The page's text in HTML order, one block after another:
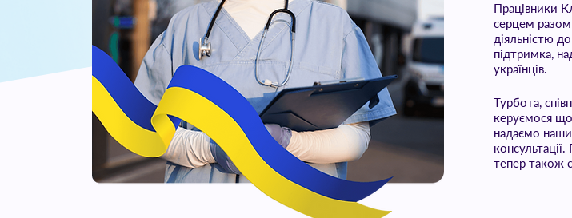
Працівники
серцем
діяльністю
підтримка,
українців.
Турбота,
керуємося
надаємо
тепер також